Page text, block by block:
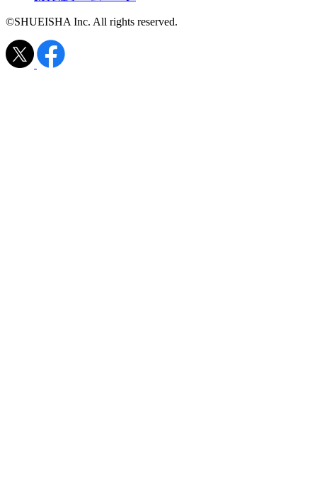
©SHUEISHA Inc. All rights reserved.